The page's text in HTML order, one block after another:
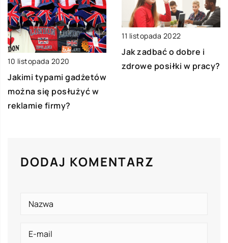
10 listopada 2020
Jakimi typami gadżetów
można się posłużyć w
reklamie firmy?
11 listopada 2022
Jak zadbać o dobre i
zdrowe posiłki w pracy?
DODAJ KOMENTARZ